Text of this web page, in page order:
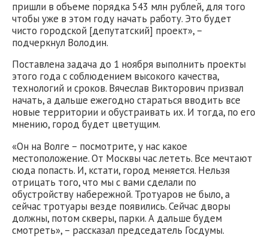
пришли в объеме порядка 543 млн рублей, для того
чтобы уже в этом году начать работу. Это будет
чисто городской [депутатский] проект», –
подчеркнул Володин.
Поставлена задача до 1 ноября выполнить проекты
этого года с соблюдением высокого качества,
технологий и сроков. Вячеслав Викторович призвал
начать, а дальше ежегодно стараться вводить все
новые территории и обустраивать их. И тогда, по его
мнению, город будет цветущим.
«Он на Волге – посмотрите, у нас какое
местоположение. От Москвы час лететь. Все мечтают
сюда попасть. И, кстати, город меняется. Нельзя
отрицать того, что мы с вами сделали по
обустройству набережной. Тротуаров не было, а
сейчас тротуары везде появились. Сейчас дворы
должны, потом скверы, парки. А дальше будем
смотреть», – рассказал председатель Госдумы.